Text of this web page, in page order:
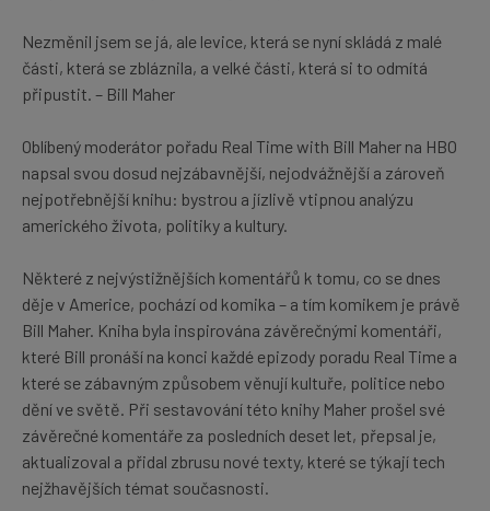
Nezměnil jsem se já, ale levice, která se nyní skládá z malé
části, která se zbláznila, a velké části, která si to odmítá
připustit. – Bill Maher
Oblíbený moderátor pořadu Real Time with Bill Maher na HBO
napsal svou dosud nejzábavnější, nejodvážnější a zároveň
nejpotřebnější knihu: bystrou a jízlivě vtipnou analýzu
amerického života, politiky a kultury.
Některé z nejvýstižnějších komentářů k tomu, co se dnes
děje v Americe, pochází od komika – a tím komikem je právě
Bill Maher. Kniha byla inspirována závěrečnými komentáři,
které Bill pronáší na konci každé epizody poradu Real Time a
které se zábavným způsobem věnují kultuře, politice nebo
dění ve světě. Při sestavování této knihy Maher prošel své
závěrečné komentáře za posledních deset let, přepsal je,
aktualizoval a přidal zbrusu nové texty, které se týkají tech
nejžhavějších témat současnosti.